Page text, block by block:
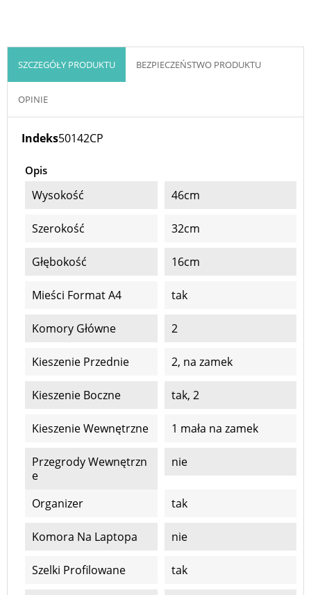
SZCZEGÓŁY PRODUKTU BEZPIECZEŃSTWO PRODUKTU
OPINIE
Indeks50142CP
Opis
Wysokość 46cm
Szerokość 32cm
Głębokość 16cm
Mieści Format A4 tak
Komory Główne 2
Kieszenie Przednie 2, na zamek
Kieszenie Boczne tak, 2
Kieszenie Wewnętrzne 1 mała na zamek
Przegrody Wewnętrzn
E
nie
Organizer tak
Komora Na Laptopa nie
Szelki Profilowane tak